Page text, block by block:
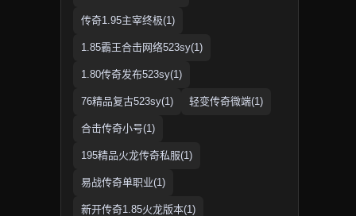
传奇1.95主宰终极(1)
1.85霸王合击网络523sy(1)
1.80传奇发布523sy(1)
76精品复古523sy(1) 轻变传奇微端(1)
合击传奇小号(1)
195精品火龙传奇私服(1)
易战传奇单职业(1)
新开传奇1.85火龙版本(1)